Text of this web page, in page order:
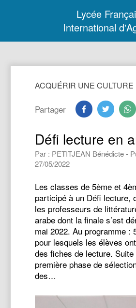
Lycée
International
ACQUÉRIR UNE CULTURE
Partager
Défi lecture en
Par : PETITJEAN Bénédicte -
27/05/2022
Les classes de 5ème et
participé à un Défi lecture,
les professeurs de
arabe dont la finale s’est
mai 2022. Au programme :
pour lesquels les élèves
des fiches de lecture. Suite
première phase de
des…